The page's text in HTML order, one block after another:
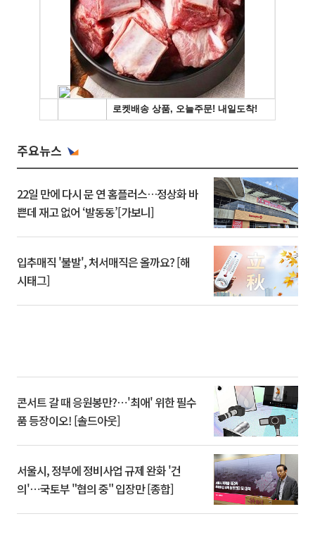
주요뉴스
22일 만에 다시 문 연 홈플러스…정상화 바
쁜데 재고 없어 ‘발동동’[가보니]
입추매직 '불발', 처서매직은 올까요? [해
시태그]
콘서트 갈 때 응원봉만?⋯'최애' 위한 필수
품 등장이오! [솔드아웃]
서울시, 정부에 정비사업 규제 완화 '건
의'⋯국토부 "협의 중" 입장만 [종합]